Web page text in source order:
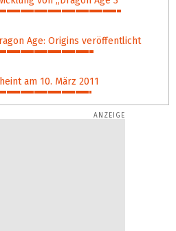
Age: Origins veröffentlicht
am 10. März 2011